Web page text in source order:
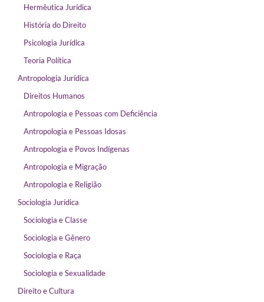
Hermêutica Jurídica
História do Direito
Psicologia Jurídica
Teoria Política
Antropologia Jurídica
Direitos Humanos
Antropologia e Pessoas com Deficiência
Antropologia e Pessoas Idosas
Antropologia e Povos Indígenas
Antropologia e Migração
Antropologia e Religião
Sociologia Jurídica
Sociologia e Classe
Sociologia e Gênero
Sociologia e Raça
Sociologia e Sexualidade
Direito e Cultura